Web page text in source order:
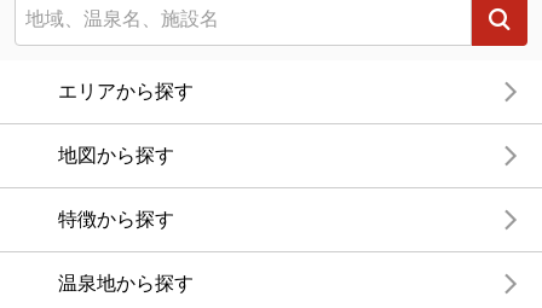
エリアから探す
地図から探す
特徴から探す
温泉地から探す